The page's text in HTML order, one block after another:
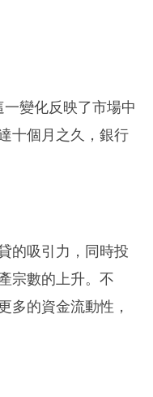
變化反映了市場中
十個月之久，銀行
的吸引力，同時投
宗數的上升。不
多的資金流動性，